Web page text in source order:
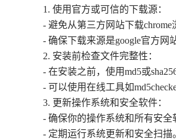
1. 使用官方或可信的下载源：
- 避免从第三方网站下载
- 确保下载来源是google官方网
2. 安装前检查文件完整性：
- 在安装之前，使用md5或
- 可以使用在线工具如
3. 更新操作系统和安全软件：
- 确保你的操作系统和所有安全
- 定期运行系统更新和安全扫描